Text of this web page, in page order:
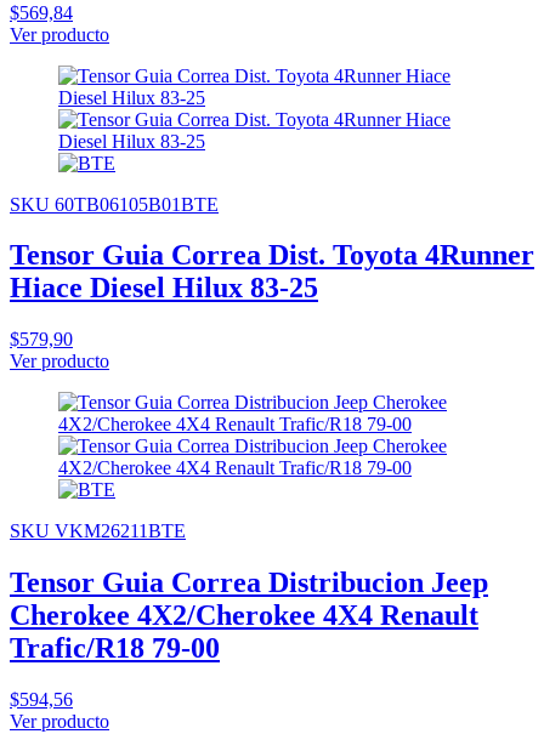
$569,84
Ver producto
SKU 60TB06105B01BTE
Tensor Guia Correa Dist. Toyota 4Runner
Hiace Diesel Hilux 83-25
$579,90
Ver producto
SKU VKM26211BTE
Tensor Guia Correa Distribucion Jeep
Cherokee 4X2/Cherokee 4X4 Renault
Trafic/R18 79-00
$594,56
Ver producto